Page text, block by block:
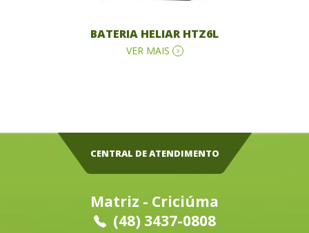
BATERIA HELIAR HTZ6L
VER MAIS
CENTRAL DE ATENDIMENTO
Matriz - Criciúma
(48) 3437-0808